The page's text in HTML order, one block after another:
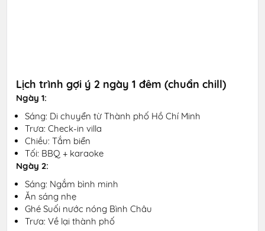
Lịch trình gợi ý 2 ngày 1 đêm (chuẩn chill)
Ngày 1:
Sáng: Di chuyển từ Thành phố Hồ Chí Minh
Trưa: Check-in villa
Chiều: Tắm biển
Tối: BBQ + karaoke
Ngày 2:
Sáng: Ngắm bình minh
Ăn sáng nhẹ
Ghé Suối nước nóng Bình Châu
Trưa: Về lại thành phố